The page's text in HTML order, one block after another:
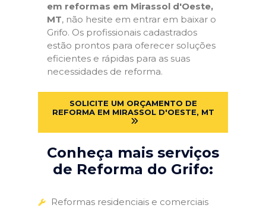
em reformas em Mirassol d'Oeste,
MT, não hesite em entrar em baixar o
Grifo. Os profissionais cadastrados
estão prontos para oferecer soluções
eficientes e rápidas para as suas
necessidades de reforma.
SOLICITE UM ORÇAMENTO DE
REFORMA EM MIRASSOL D'OESTE, MT
Conheça mais serviços
de Reforma do Grifo:
Reformas residenciais e comerciais